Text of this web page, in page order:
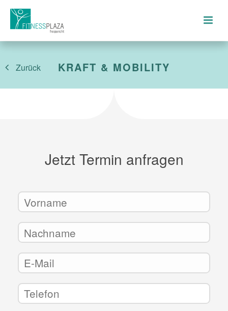
Zurück KRAFT & MOBILITY
Jetzt Termin anfragen